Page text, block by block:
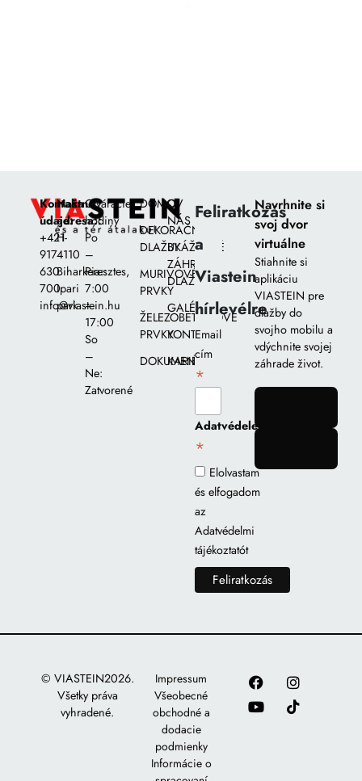
Kontaktné
údaje:
+421
917
630
700
info@viastein.hu
Naša
adresa::
H-
4110
Biharkeresztes,
Ipari
park
Otváracie
hodiny
Po
–
Pia::
7:00
–
17:00
So
–
Ne:
Zatvorené
DOMOV
DEKORAČNÉ
DLAŽBY
MURIVOVÉ
PRVKY
ŽELEZOBETÓNOVÉ
PRVKY
DOKUMENTY
O
NÁS
UKÁŽKOVÉ
ZÁHRADY
DLAŽIEB
GALÉRIA
KONTAKT
KARIÉRA
Feliratkozás
a
Viastein
hírlevélre
Email
cím
*
Adatvédelem
*
Elolvastam
és elfogadom
az
Adatvédelmi
tájékoztatót
Navrhnite si
svoj dvor
virtuálne
Stiahnite si
aplikáciu
VIASTEIN pre
dlažby do
svojho mobilu a
vdýchnite svojej
záhrade život.
© VIASTEIN2026.
Všetky práva
vyhradené.
Impressum
Všeobecné
obchodné a
dodacie
podmienky
Informácie o